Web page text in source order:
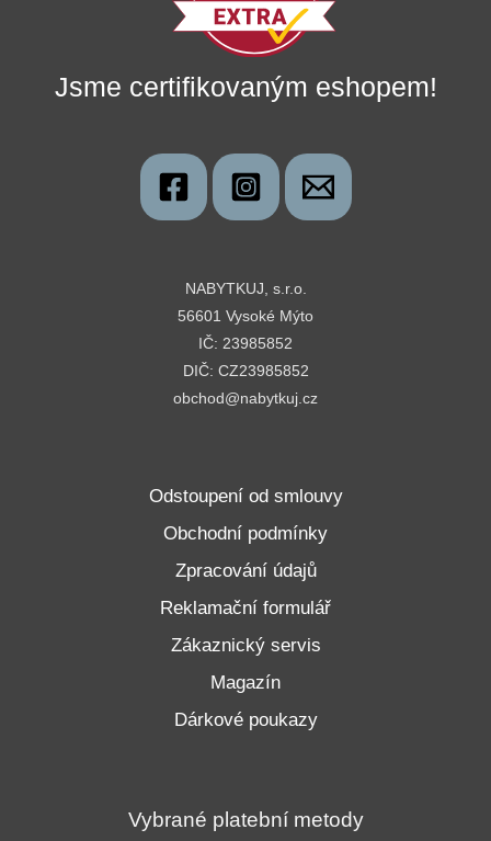
Jsme certifikovaným eshopem!
NABYTKUJ, s.r.o.
56601 Vysoké Mýto
IČ: 23985852
DIČ: CZ23985852
obchod@nabytkuj.cz
Odstoupení od smlouvy
Obchodní podmínky
Zpracování údajů
Reklamační formulář
Zákaznický servis
Magazín
Dárkové poukazy
Vybrané platební metody